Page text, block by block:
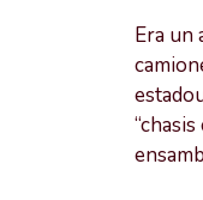
Era un